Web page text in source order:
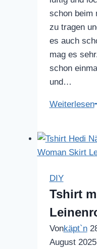
schon beim
zu tragen
es auch
mag es
schon
und…
Weiterlesen
DIY
Tshirt
Vonkäpt`n
August 2025